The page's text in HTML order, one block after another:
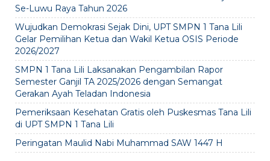
Se-Luwu Raya Tahun 2026
Wujudkan Demokrasi Sejak Dini, UPT SMPN 1 Tana Lili
Gelar Pemilihan Ketua dan Wakil Ketua OSIS Periode
2026/2027
SMPN 1 Tana Lili Laksanakan Pengambilan Rapor
Semester Ganjil TA 2025/2026 dengan Semangat
Gerakan Ayah Teladan Indonesia
Pemeriksaan Kesehatan Gratis oleh Puskesmas Tana Lili
di UPT SMPN 1 Tana Lili
Peringatan Maulid Nabi Muhammad SAW 1447 H